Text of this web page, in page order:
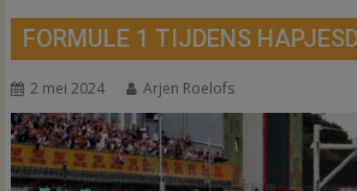
FORMULE 1 TIJDENS
2 mei 2024 Arjen Roelofs